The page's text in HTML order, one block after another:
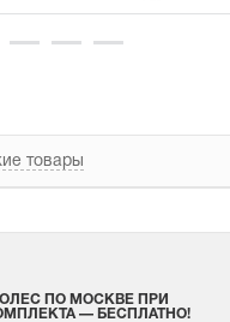
товары
ПО МОСКВЕ ПРИ
— БЕСПЛАТНО!